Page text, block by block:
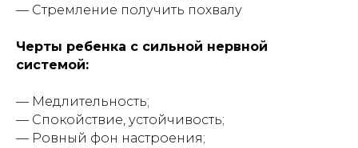
— Стремление получить похвалу
Черты ребенка с сильной нервной
системой:
— Медлительность;
— Спокойствие, устойчивость;
— Ровный фон настроения;